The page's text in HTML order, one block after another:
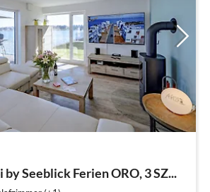
Seeblick Ferien ORO, 3 SZ...